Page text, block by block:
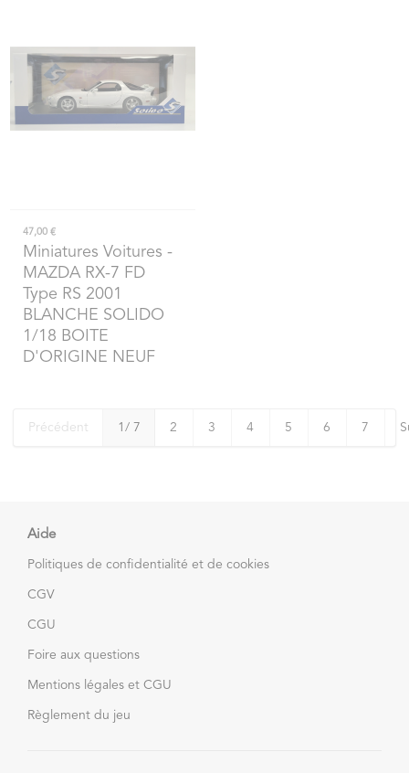
47,00 €
Miniatures Voitures -
MAZDA RX-7 FD
Type RS 2001
BLANCHE SOLIDO
1/18 BOITE
D'ORIGINE NEUF
Précédent 1 / 7 2 3 4 5 6 7
Aide
Politiques de confidentialité et de cookies
CGV
CGU
Foire aux questions
Mentions légales et CGU
Règlement du jeu